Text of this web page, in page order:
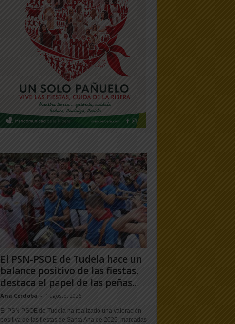
El PSN-PSOE de Tudela hace un
balance positivo de las fiestas,
destaca el papel de las peñas...
Ana Córdoba - 1 agosto, 2026
El PSN-PSOE de Tudela ha realizado una valoración
positiva de las fiestas de Santa Ana de 2026, marcadas